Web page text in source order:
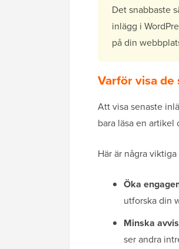
Det snabbaste
inlägg i
på din
Varför visa de
Att visa senaste
bara läsa en
Här är några
Öka
utforska din
Minska
ser andra